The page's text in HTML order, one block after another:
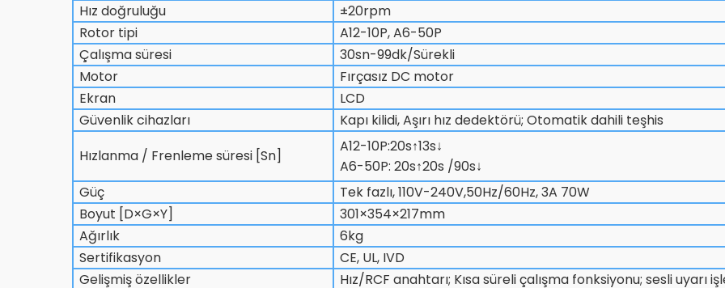
Hız doğruluğu
±20rpm
Rotor tipi
A12-10P, A6-50P
Çalışma süresi
30sn-99dk/Sürekli
Motor
Fırçasız DC motor
Ekran
LCD
Güvenlik cihazları
Kapı kilidi, Aşırı hız dedektörü; Otomatik dahili teşhis
Hızlanma / Frenleme süresi [Sn]
A12-10P:20s↑13s↓
A6-50P: 20s↑20s /90s↓
Güç
Tek fazlı, 110V-240V,50Hz/60Hz, 3A 70W
Boyut [D×G×Y]
301×354×217mm
Ağırlık
6kg
Sertifikasyon
CE, UL, IVD
Gelişmiş özellikler
Hız/RCF anahtarı; Kısa süreli çalışma fonksiyonu; sesli uyarı